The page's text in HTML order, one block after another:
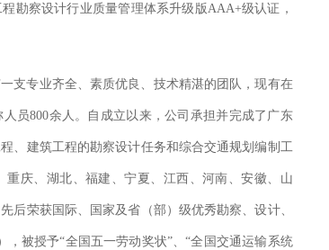
勘察设计行业质量管理体系升级版AAA+级认证，
支专业齐全、素质优良、技术精湛的团队，现有在
员800余人。自成立以来，公司承担并完成了广东
、建筑工程的勘察设计任务和综合交通规划编制工
庆、湖北、福建、宁夏、江西、河南、安徽、山
后荣获国际、国家及省（部）级优秀勘察、设计、
被授予“全国五一劳动奖状”、“全国交通运输系统